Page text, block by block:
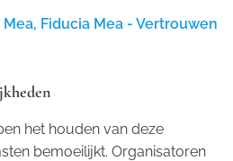
Fiducia Mea - Vertrouwen
het houden van deze
bemoeilijkt. Organisatoren